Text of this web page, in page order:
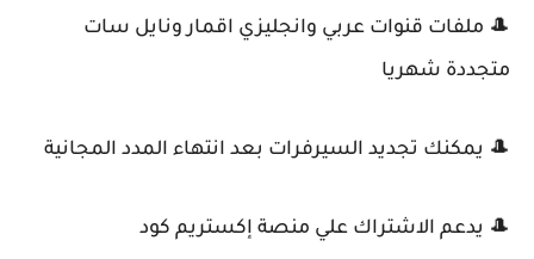
🎩 ملفات قنوات عربي وانجليزي اقمار ونايل سات
متجددة شهريا
🎩 يمكنك تجديد السيرفرات بعد انتهاء المدد المجانية
🎩 يدعم الاشتراك علي منصة إكستريم كود